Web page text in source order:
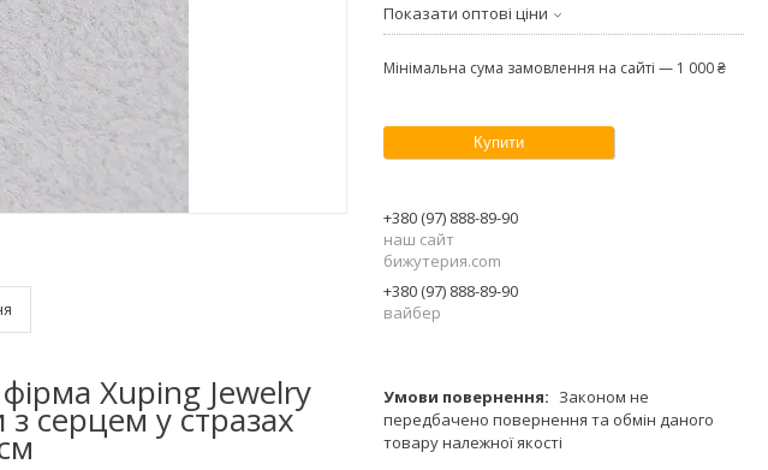
Xuping Jewelry
з серцем у стразах
Показати оптові ціни
Мінімальна сума замовлення на сайті — 1 000 ₴
Купити
+380 (97) 888-89-90
наш сайт
бижутерия.com
+380 (97) 888-89-90
вайбер
Законом не
передбачено повернення та обмін даного
товару належної якості